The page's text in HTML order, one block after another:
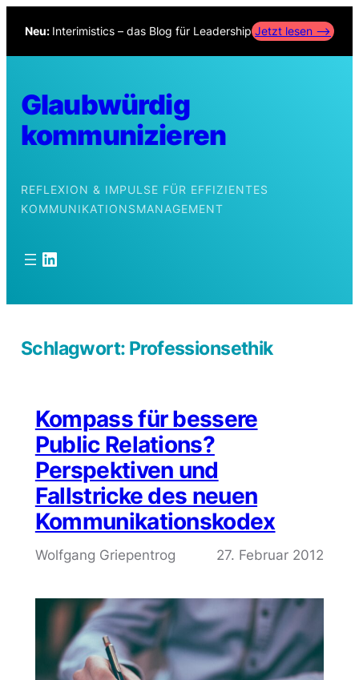
Inhalt
Neu: Interimistics – das Blog für Leadership Jetzt lesen –>
Glaubwürdig
kommunizieren
REFLEXION & IMPULSE FÜR EFFIZIENTES
KOMMUNIKATIONSMANAGEMENT
LinkedIn
Schlagwort: Professionsethik
Kompass für bessere
Public Relations?
Perspektiven und
Fallstricke des neuen
Kommunikationskodex
Wolfgang Griepentrog 27. Februar 2012